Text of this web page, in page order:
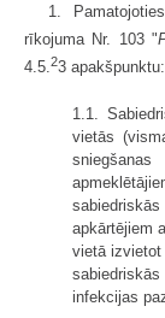
1.
rīkojuma Nr. 103 "
4.5.23 apakšpunktu:
1.1.
vietās
apkārtējiem
vietā izvietot
infekcijas